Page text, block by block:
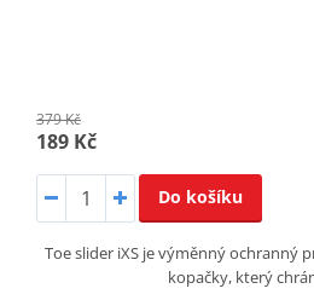
379 Kč
189 Kč
Do košíku
Toe slider iXS je výměnný ochranný
kopačky, který